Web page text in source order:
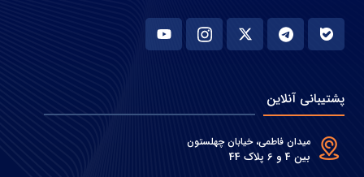
پشتیبانی آنلاین
میدان فاطمی، خیابان چهلستون
بین 4 و 6 پلاک 44